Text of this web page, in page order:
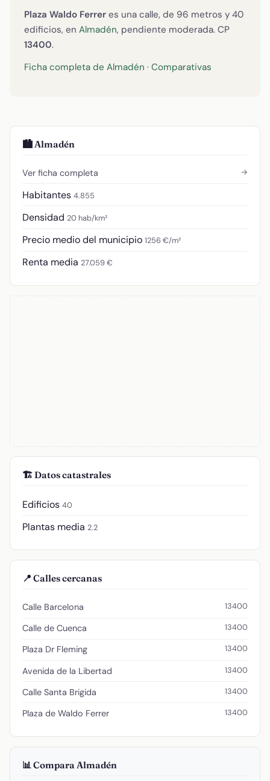
Plaza Waldo Ferrer es una calle, de 96 metros y 40
edificios, en Almadén, pendiente moderada. CP
13400.
Ficha completa de Almadén · Comparativas
🏙️ Almadén
Ver ficha completa →
Habitantes 4.855
Densidad 20 hab/km²
Precio medio del municipio 1256 €/m²
Renta media 27.059 €
🏗️ Datos catastrales
Edificios 40
Plantas media 2.2
📍 Calles cercanas
Calle Barcelona 13400
Calle de Cuenca 13400
Plaza Dr Fleming 13400
Avenida de la Libertad 13400
Calle Santa Brigida 13400
Plaza de Waldo Ferrer 13400
📊 Compara Almadén